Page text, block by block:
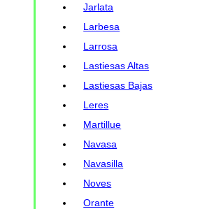
Jarlata
Larbesa
Larrosa
Lastiesas Altas
Lastiesas Bajas
Leres
Martillue
Navasa
Navasilla
Noves
Orante